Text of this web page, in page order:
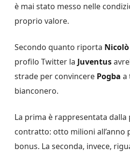
è mai stato messo nelle
proprio valore.
Secondo quanto riporta
profilo Twitter la Juventus
strade per convincere Pogba a
bianconero.
La prima è rappresentata
contratto: otto milioni all’anno
bonus. La seconda, invece,